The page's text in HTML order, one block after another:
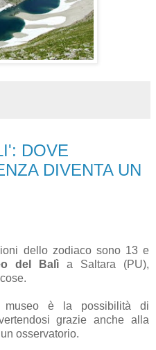
DOVE
DIVENTA UN
dello zodiaco sono 13 e
del Balì a Saltara (PU),
museo è la possibilità di
grazie anche alla
osservatorio.